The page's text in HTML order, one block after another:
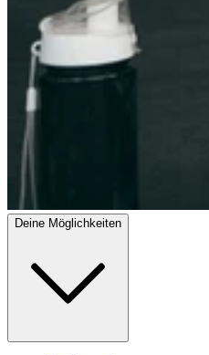
Deine Möglichkeiten